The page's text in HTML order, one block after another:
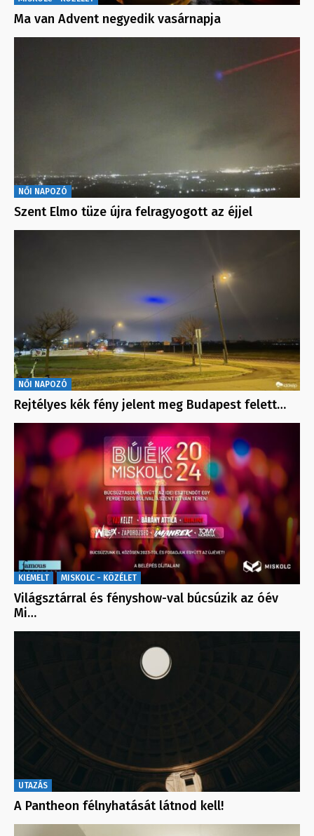
Ma van Advent negyedik vasárnapja
NŐI NAPOZÓ
Szent Elmo tüze újra felragyogott az éjjel
NŐI NAPOZÓ
Rejtélyes kék fény jelent meg Budapest felett…
KIEMELT MISKOLC - KÖZÉLET
Világsztárral és fényshow-val búcsúzik az óév
Mi…
UTAZÁS
A Pantheon félnyhatását látnod kell!